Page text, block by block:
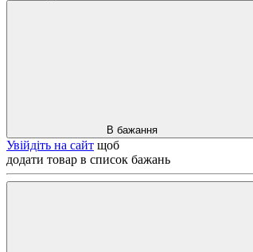
В бажання
Увійдіть на сайт щоб
додати товар в список бажань